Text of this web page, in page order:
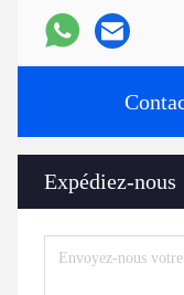
Expédiez-nous